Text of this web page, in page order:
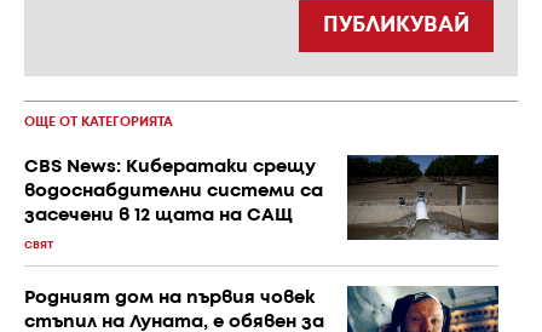
ПУБЛИКУВАЙ
ОЩЕ ОТ КАТЕГОРИЯТА
CBS News: Кибератаки срещу
водоснабдителни системи са
засечени в 12 щата на САЩ
СВЯТ
Родният дом на първия човек
стъпил на Луната, е обявен за